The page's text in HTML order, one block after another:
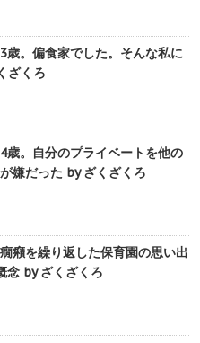
歳。偏食家でした。そんな私に
ざくろ
歳。自分のプライベートを他の
嫌だった by ざくざくろ
癪を繰り返した保育園の思い出
念 by ざくざくろ